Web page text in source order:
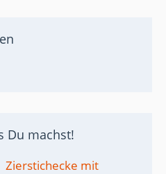
Du machst!
Zierstichecke mit